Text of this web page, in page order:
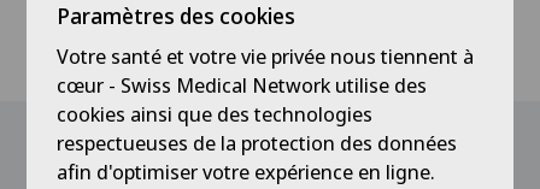
Dans de rares cas, les patients rapportent un
gonflement des jambes, des mains et des pieds.
Causes
Paramètres des cookies
Votre santé et votre vie privée nous tiennent à
cœur - Swiss Medical Network utilise des
cookies ainsi que des technologies
respectueuses de la protection des données
afin d'optimiser votre expérience en ligne.